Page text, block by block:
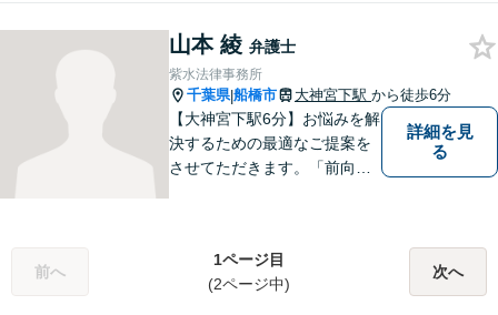
山本 綾 弁護士
紫水法律事務所
千葉県|船橋市 大神宮下駅 から徒歩6分
【大神宮下駅6分】お悩みを解
決するための最適なご提案を
させてただきます。「前向き
進しております。
詳細を見
る
前へ
1ページ目
(2ページ中)
次へ